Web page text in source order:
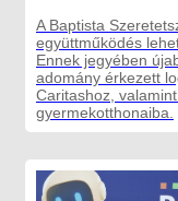
A Baptista
együttműködés
Ennek jegyében
adomány érkezett
Caritashoz,
gyermekotthonaiba.